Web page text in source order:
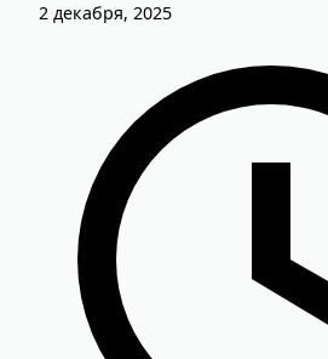
2 декабря, 2025